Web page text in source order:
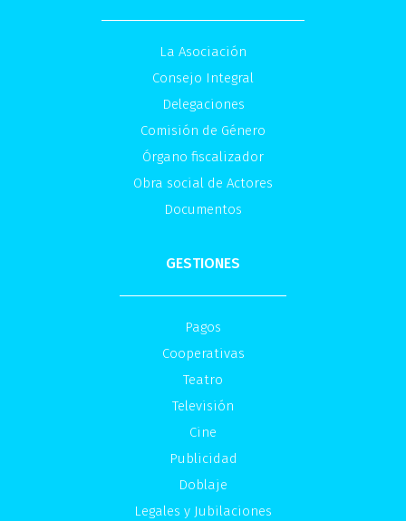
La Asociación
Consejo Integral
Delegaciones
Comisión de Género
Órgano fiscalizador
Obra social de Actores
Documentos
GESTIONES
Pagos
Cooperativas
Teatro
Televisión
Cine
Publicidad
Doblaje
Legales y Jubilaciones